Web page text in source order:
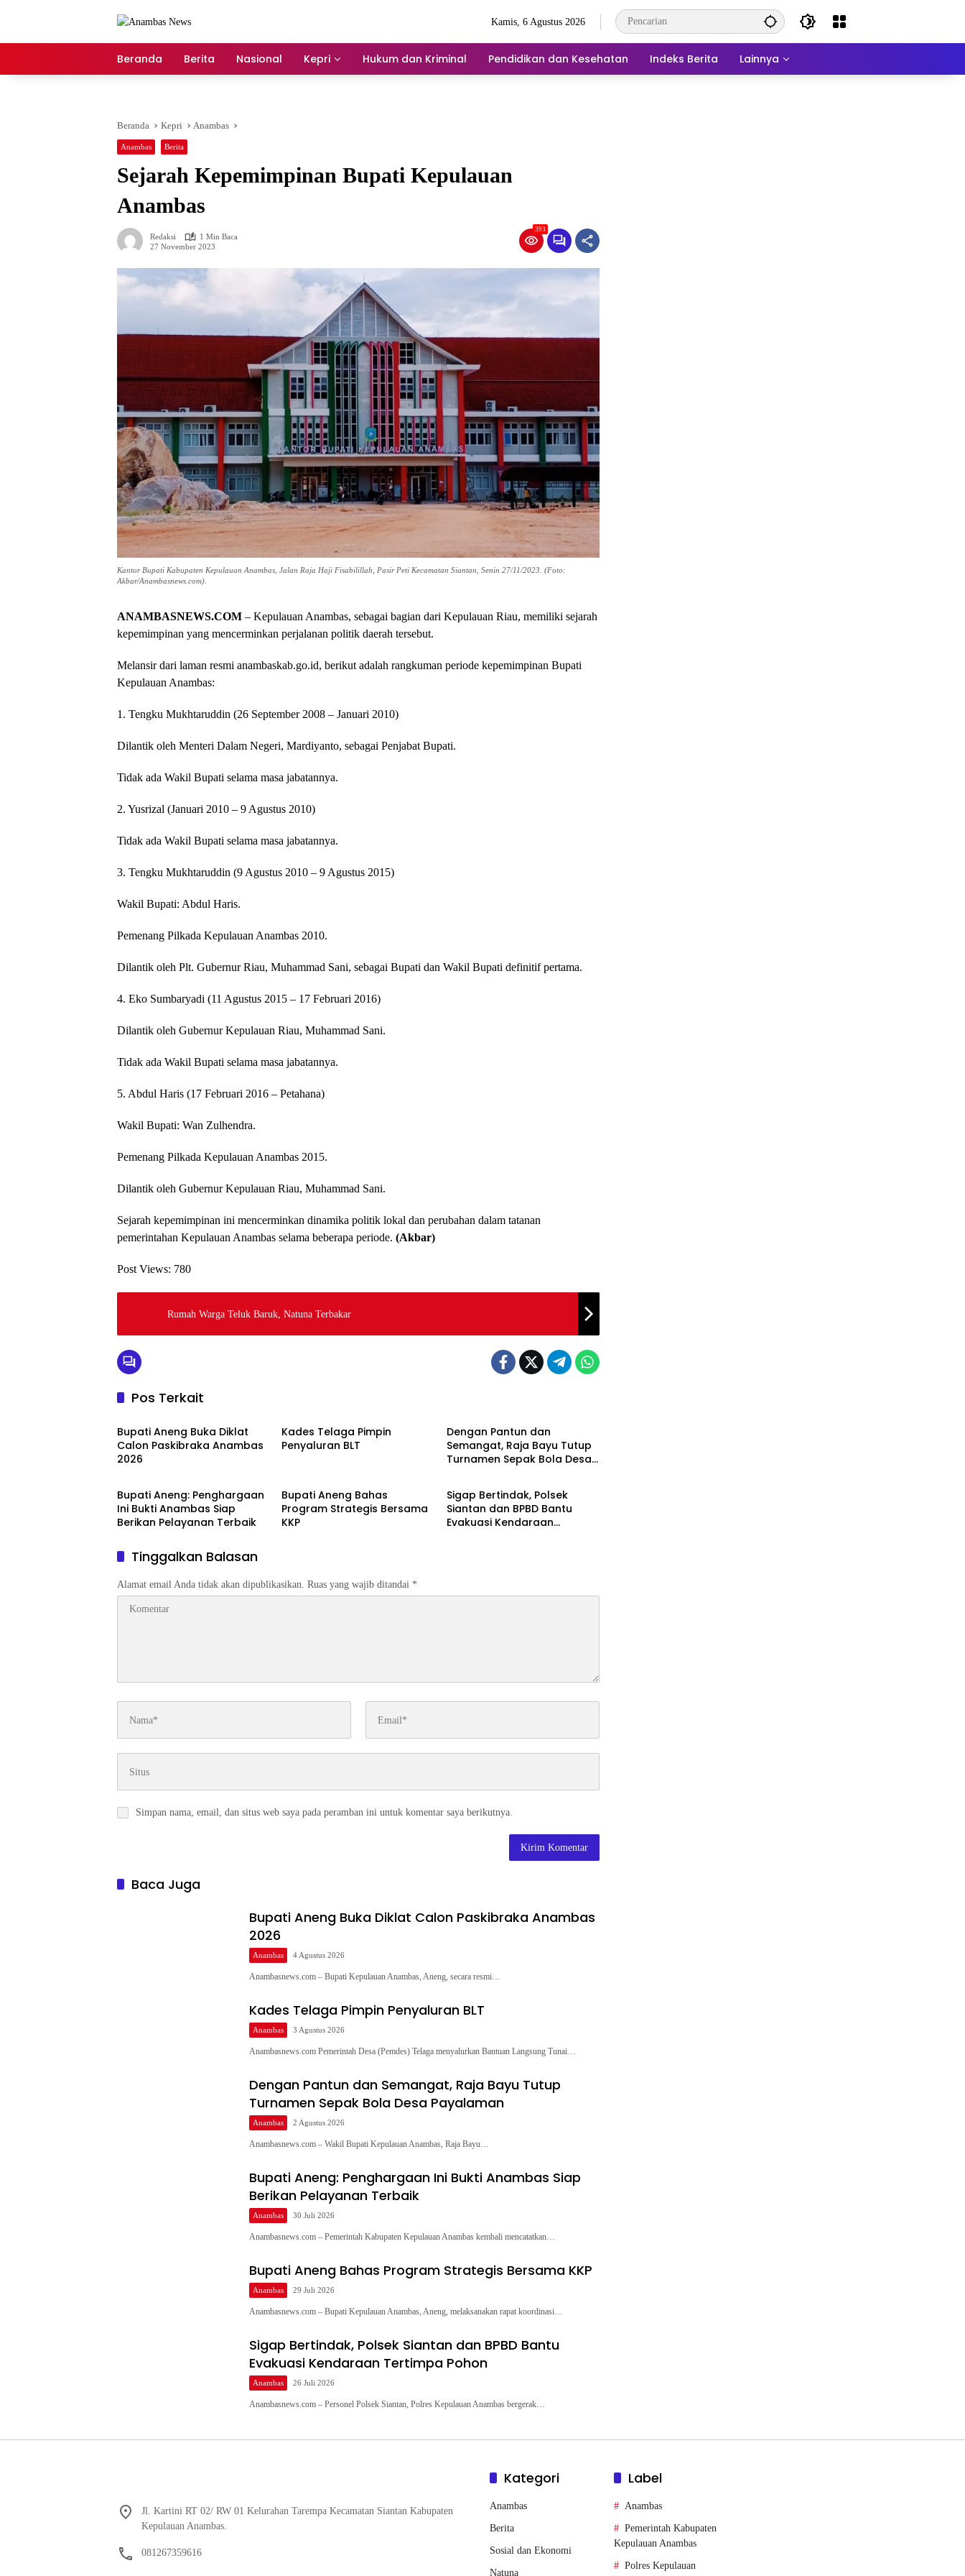
Kamis, 6 Agustus 2026
Beranda Berita Nasional Kepri Hukum dan Kriminal Pendidikan dan Kesehatan Indeks Berita Lainnya
Beranda Kepri Anambas
Anambas Berita
Sejarah Kepemimpinan Bupati Kepulauan
Anambas
Redaksi
1 Min Baca
27 November 2023
393
Kantor Bupati Kabupaten Kepulauan Anambas, Jalan Raja Haji Fisabilillah, Pasir Peti Kecamatan Siantan, Senin 27/11/2023. (Foto:
Akbar/Anambasnews.com).
ANAMBASNEWS.COM – Kepulauan Anambas, sebagai bagian dari Kepulauan Riau, memiliki sejarah
kepemimpinan yang mencerminkan perjalanan politik daerah tersebut.
Melansir dari laman resmi anambaskab.go.id, berikut adalah rangkuman periode kepemimpinan Bupati
Kepulauan Anambas:
1. Tengku Mukhtaruddin (26 September 2008 – Januari 2010)
Dilantik oleh Menteri Dalam Negeri, Mardiyanto, sebagai Penjabat Bupati.
Tidak ada Wakil Bupati selama masa jabatannya.
2. Yusrizal (Januari 2010 – 9 Agustus 2010)
Tidak ada Wakil Bupati selama masa jabatannya.
3. Tengku Mukhtaruddin (9 Agustus 2010 – 9 Agustus 2015)
Wakil Bupati: Abdul Haris.
Pemenang Pilkada Kepulauan Anambas 2010.
Dilantik oleh Plt. Gubernur Riau, Muhammad Sani, sebagai Bupati dan Wakil Bupati definitif pertama.
4. Eko Sumbaryadi (11 Agustus 2015 – 17 Februari 2016)
Dilantik oleh Gubernur Kepulauan Riau, Muhammad Sani.
Tidak ada Wakil Bupati selama masa jabatannya.
5. Abdul Haris (17 Februari 2016 – Petahana)
Wakil Bupati: Wan Zulhendra.
Pemenang Pilkada Kepulauan Anambas 2015.
Dilantik oleh Gubernur Kepulauan Riau, Muhammad Sani.
Sejarah kepemimpinan ini mencerminkan dinamika politik lokal dan perubahan dalam tatanan
pemerintahan Kepulauan Anambas selama beberapa periode. (Akbar)
Post Views: 780
Rumah Warga Teluk Baruk, Natuna Terbakar
Pos Terkait
Anambas
Bupati Aneng Buka Diklat
Calon Paskibraka Anambas
2026
Kades Telaga Pimpin
Penyaluran BLT
Dengan Pantun dan
Semangat, Raja Bayu Tutup
Turnamen Sepak Bola Desa
Bupati Aneng: Penghargaan
Ini Bukti Anambas Siap
Berikan Pelayanan Terbaik
Bupati Aneng Bahas
Program Strategis Bersama
KKP
Sigap Bertindak, Polsek
Siantan dan BPBD Bantu
Evakuasi Kendaraan
Tinggalkan Balasan
Alamat email Anda tidak akan dipublikasikan. Ruas yang wajib ditandai *
Simpan nama, email, dan situs web saya pada peramban ini untuk komentar saya berikutnya.
Baca Juga
Bupati Aneng Buka Diklat Calon Paskibraka Anambas
2026
Anambas 4 Agustus 2026
Anambasnews.com – Bupati Kepulauan Anambas, Aneng, secara resmi…
Kades Telaga Pimpin Penyaluran BLT
Anambas 3 Agustus 2026
Anambasnews.com Pemerintah Desa (Pemdes) Telaga menyalurkan Bantuan Langsung Tunai…
Dengan Pantun dan Semangat, Raja Bayu Tutup
Turnamen Sepak Bola Desa Payalaman
Anambas 2 Agustus 2026
Anambasnews.com – Wakil Bupati Kepulauan Anambas, Raja Bayu…
Bupati Aneng: Penghargaan Ini Bukti Anambas Siap
Berikan Pelayanan Terbaik
Anambas 30 Juli 2026
Anambasnews.com – Pemerintah Kabupaten Kepulauan Anambas kembali mencatatkan…
Bupati Aneng Bahas Program Strategis Bersama KKP
Anambas 29 Juli 2026
Anambasnews.com – Bupati Kepulauan Anambas, Aneng, melaksanakan rapat koordinasi…
Sigap Bertindak, Polsek Siantan dan BPBD Bantu
Evakuasi Kendaraan Tertimpa Pohon
Anambas 26 Juli 2026
Anambasnews.com – Personel Polsek Siantan, Polres Kepulauan Anambas bergerak…
Jl. Kartini RT 02/ RW 01 Kelurahan Tarempa Kecamatan Siantan Kabupaten
Kepulauan Anambas.
081267359616
Kategori
Anambas
Berita
Sosial dan Ekonomi
Natuna
Label
Anambas
Pemerintah Kabupaten
Kepulauan Anambas
Polres Kepulauan